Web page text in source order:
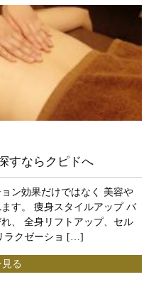
すならクピドへ
ン効果だけではなく 美容や
す。 痩身スタイルアップ バ
、 全身リフトアップ、セル
ラクゼーショ […]
る